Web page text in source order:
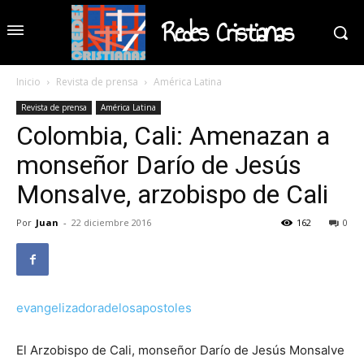
Redes Cristianas
Inicio Revista de prensa América Latina
Revista de prensa América Latina
Colombia, Cali: Amenazan a
monseñor Darío de Jesús
Monsalve, arzobispo de Cali
Por Juan - 22 diciembre 2016 0
162
evangelizadoradelosapostoles
El Arzobispo de Cali, monseñor Darío de Jesús Monsalve